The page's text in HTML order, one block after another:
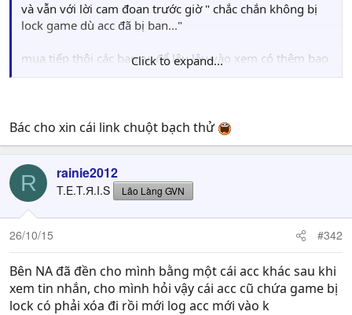
và vẫn với lời cam đoan trước giờ " chắc chắn không bị
lock game dù acc đã bị ban..."
mua tiếp thôi các bạn :v, để lâu lâu vào xem có thêm bao
nhiêu acc bị ban tiếp đây.
Click to expand...
Bác cho xin cái link chuột bạch thử
R rainie2012
T.E.T.Я.I.S Lão Làng GVN
26/10/15 #342
Bên NA đã đền cho mình bằng một cái acc khác sau khi
xem tin nhắn, cho mình hỏi vậy cái acc cũ chứa game bị
lock có phải xóa đi rồi mới log acc mới vào k